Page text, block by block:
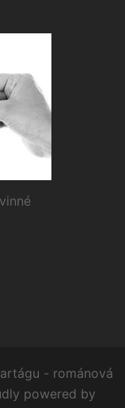
- románová
powered by